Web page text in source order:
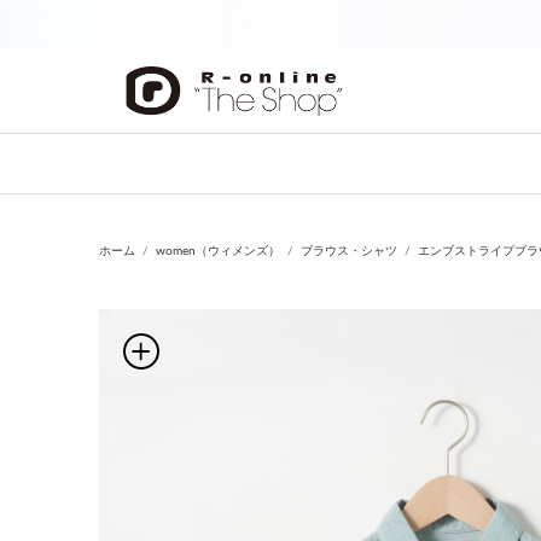
ホーム women（ウィメンズ） ブラウス・シャツ エンブストライプブラ